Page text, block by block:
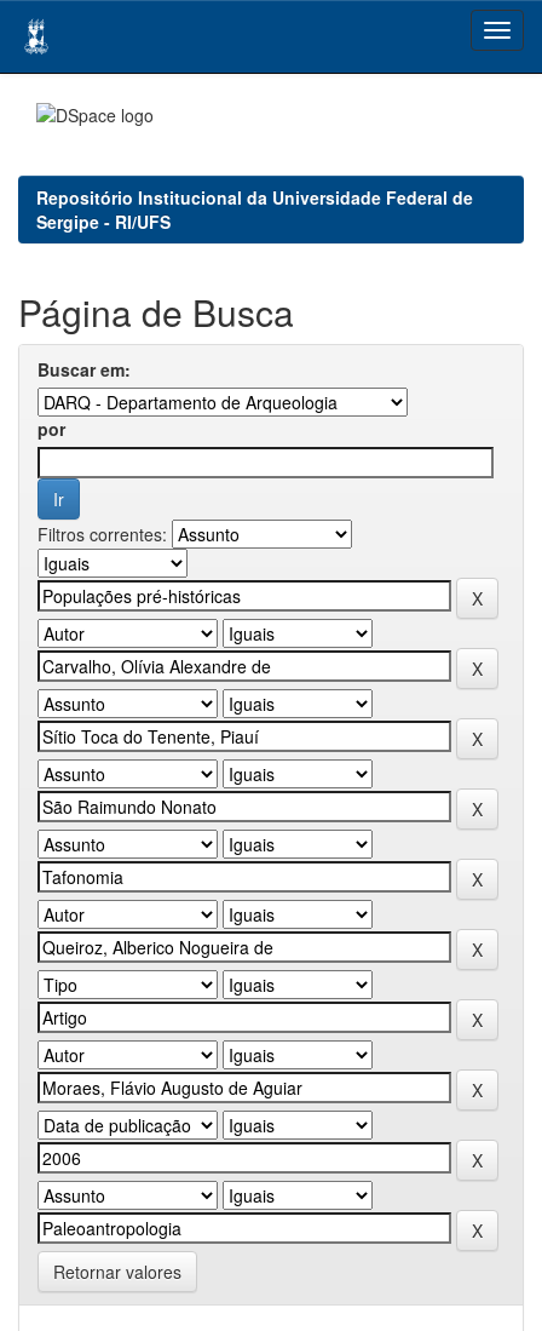
navigation
Repositório Institucional da Universidade Federal de
Sergipe - RI/UFS
Página de Busca
Buscar em:
por
Filtros correntes:
Retornar valores